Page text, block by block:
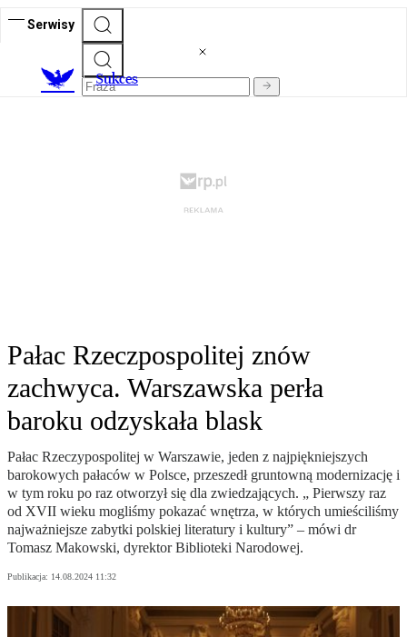
Serwisy
Sukces
Pałac Rzeczpospolitej znów
zachwyca. Warszawska perła
baroku odzyskała blask
Pałac Rzeczypospolitej w Warszawie, jeden z najpiękniejszych
barokowych pałaców w Polsce, przeszedł gruntowną modernizację i
w tym roku po raz otworzył się dla zwiedzających. „ Pierwszy raz
od XVII wieku mogliśmy pokazać wnętrza, w których umieściliśmy
najważniejsze zabytki polskiej literatury i kultury” – mówi dr
Tomasz Makowski, dyrektor Biblioteki Narodowej.
Publikacja: 14.08.2024 11:32